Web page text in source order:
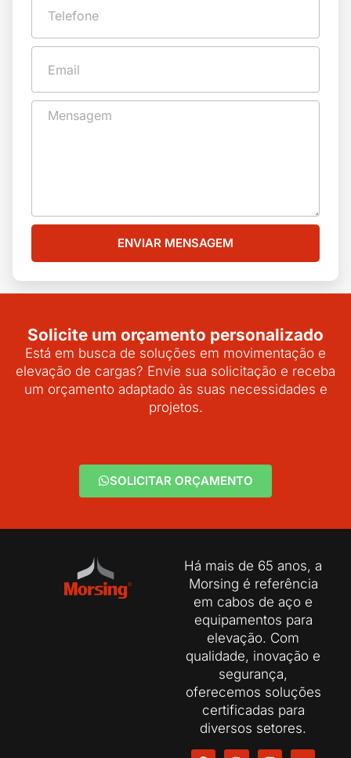
ENVIAR MENSAGEM
Solicite um orçamento personalizado
Está em busca de soluções em movimentação e
elevação de cargas? Envie sua solicitação e receba
um orçamento adaptado às suas necessidades e
projetos.
SOLICITAR ORÇAMENTO
Há mais de 65 anos, a
Morsing é referência
em cabos de aço e
equipamentos para
elevação. Com
qualidade, inovação e
segurança,
oferecemos soluções
certificadas para
diversos setores.